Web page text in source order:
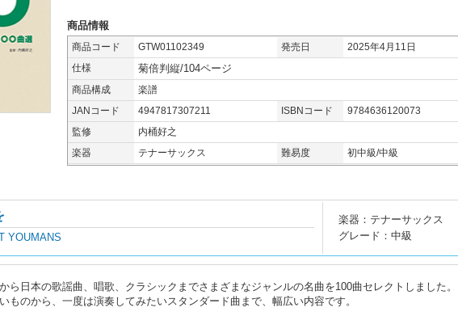
商品情報
商品コード GTW01102349 発売日
2025年4月11日
仕様
菊倍判縦/104ページ
商品構成
楽譜
JANコード
4947817307211 ISBNコード
9784636120073
監修
内桶好之
楽器
テナーサックス 難易度 初中級/中級
YOUMANS
楽器：テナーサックス
グレード：中級
ら日本の歌謡曲、唱歌、クラシックまでさまざまなジャンルの名曲を100曲セレクトしました。
ものから、一度は演奏してみたいスタンダード曲まで、幅広い内容です。